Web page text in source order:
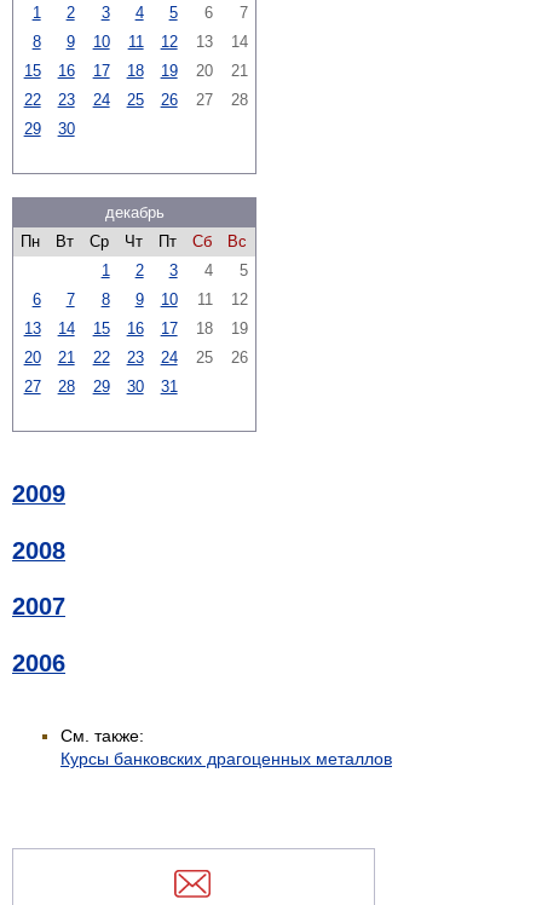
1
2 3 4 5 6
7
8
9 10 11 12 13
14
15
16 17 18 19 20
21
22
23 24 25 26 27
28
29
30
декабрь
Пн
Вт Ср Чт Пт Сб
Вс
1
2 3 4
5
6
7 8 9 10 11
12
13
14 15 16 17 18
19
20
21 22 23 24 25
26
27
28 29 30 31
2009
2008
2007
2006
См. также:
Курсы банковских драгоценных металлов